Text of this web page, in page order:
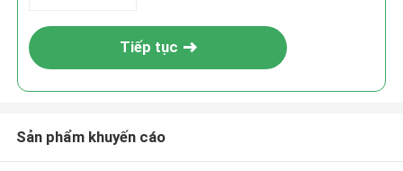
Tiếp tục
Sản phẩm khuyến cáo